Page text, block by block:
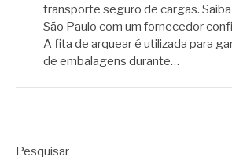
transporte seguro de cargas.
São Paulo com um fornecedor
A fita de arquear é utilizada para
de embalagens durante…
Pesquisar